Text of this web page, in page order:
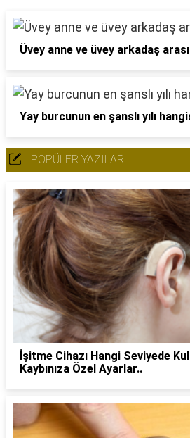
Üvey anne ve üvey arkadaş
Yay burcunun en şanslı yılı
POPÜLER YAZILAR
İşitme Cihazı Hangi Seviyede
Kaybınıza Özel Ayarlar..